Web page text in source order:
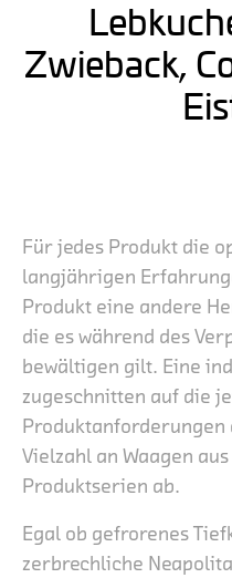
Zwieback,
Für jedes Produkt die
langjährigen
Produkt eine andere
die es während des
bewältigen gilt. Eine
zugeschnitten auf die
Vielzahl an Waagen
Produktserien ab.
Egal ob gefrorenes
zerbrechliche